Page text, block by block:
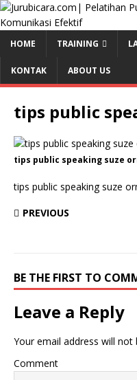
HOME TRAINING
KONTAK ABOUT US
tips public
tips public speaking suze
tips public speaking suze
PREVIOUS
BE THE FIRST TO
Leave a Reply
Your email address will not
Comment